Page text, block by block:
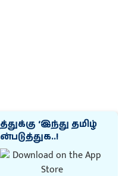
‘இந்து தமிழ்